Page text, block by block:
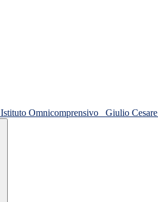
Istituto Omnicomprensivo Giulio Cesare